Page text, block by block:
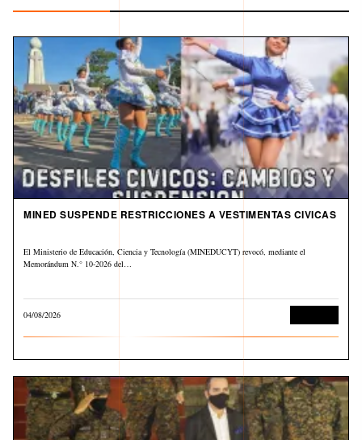
MINED SUSPENDE RESTRICCIONES A VESTIMENTAS CIVICAS
El Ministerio de Educación, Ciencia y Tecnología (MINEDUCYT) revocó, mediante el
Memorándum N.° 10-2026 del…
04/08/2026